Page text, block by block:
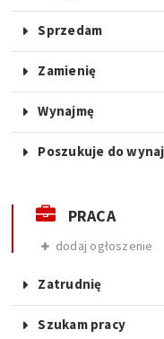
Sprzedam
Zamienię
Wynajmę
Poszukuje do
PRACA
dodaj ogłoszenie
Zatrudnię
Szukam pracy